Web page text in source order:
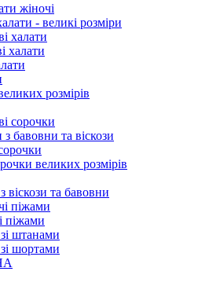
жіночі
- великі розміри
халати
халати
розмірів
сорочки
бавовни та віскози
великих розмірів
віскози та бавовни
піжами
піжами
штанами
шортами